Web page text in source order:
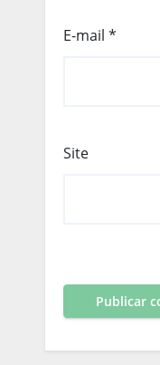
E-mail *
Site